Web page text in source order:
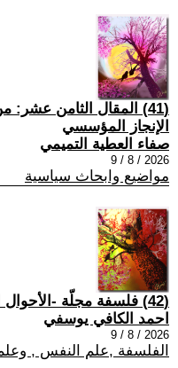
(41) المقال الثامن عشر:
الإنجاز المؤسسي
صفاء العطية التميمي
2026 / 8 / 9
مواضيع وابحاث سياسية
(42) فلسفة مجلّة -الأحوال الشخصيّة-
احمد الكافي يوسفي
2026 / 8 / 9
الفلسفة ,علم النفس , وعلم